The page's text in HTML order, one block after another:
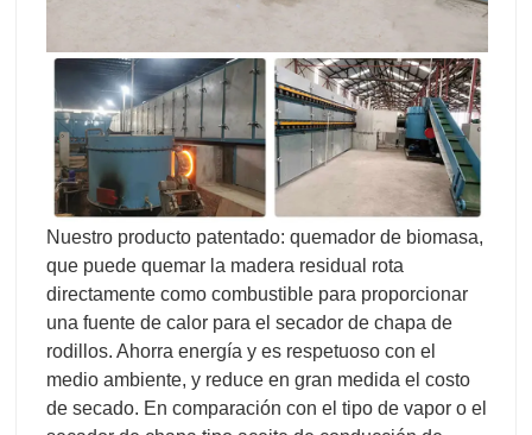
Nuestro producto patentado: quemador de biomasa,
que puede quemar la madera residual rota
directamente como combustible para proporcionar
una fuente de calor para el secador de chapa de
rodillos. Ahorra energía y es respetuoso con el
medio ambiente, y reduce en gran medida el costo
de secado. En comparación con el tipo de vapor o el